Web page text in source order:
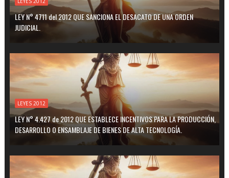
LEY N° 4711 del 2012 QUE SANCIONA EL DESACATO DE UNA ORDEN
JUDICIAL.
LEYES 2012
LEY N° 4.427 de 2012 QUE ESTABLECE INCENTIVOS PARA LA PRODUCCIÓN,
DESARROLLO O ENSAMBLAJE DE BIENES DE ALTA TECNOLOGÍA.